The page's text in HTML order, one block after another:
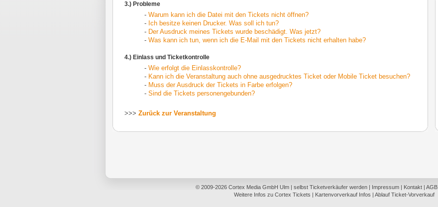
3.) Probleme
- Warum kann ich die Datei mit den Tickets nicht öffnen?
- Ich besitze keinen Drucker. Was soll ich tun?
- Der Ausdruck meines Tickets wurde beschädigt. Was jetzt?
- Was kann ich tun, wenn ich die E-Mail mit den Tickets nicht erhalten habe?
4.) Einlass und Ticketkontrolle
- Wie erfolgt die Einlasskontrolle?
- Kann ich die Veranstaltung auch ohne ausgedrucktes Ticket oder Mobile Ticket besuchen?
- Muss der Ausdruck der Tickets in Farbe erfolgen?
- Sind die Tickets personengebunden?
>>> Zurück zur Veranstaltung
© 2009-2026 Cortex Media GmbH Ulm | selbst Ticketverkäufer werden | Impressum | Kontakt | AGB
Weitere Infos zu Cortex Tickets | Kartenvorverkauf Infos | Ablauf Ticket-Vorverkauf